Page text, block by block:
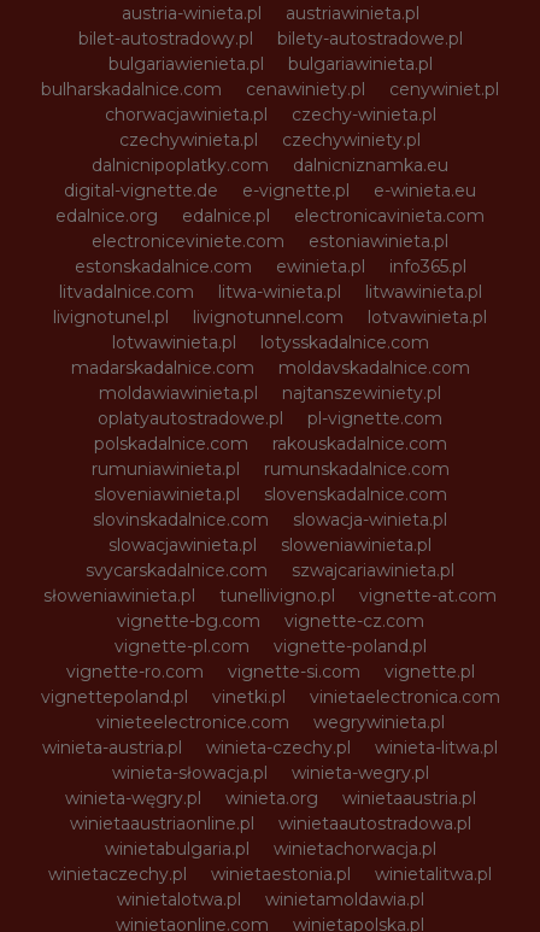
austria-winieta.pl
austriawinieta.pl
bilet-autostradowy.pl
bilety-autostradowe.pl
bulgariawienieta.pl
bulgariawinieta.pl
bulharskadalnice.com
cenawiniety.pl
cenywiniet.pl
chorwacjawinieta.pl
czechy-winieta.pl
czechywinieta.pl
czechywiniety.pl
dalnicnipoplatky.com
dalnicniznamka.eu
digital-vignette.de
e-vignette.pl
e-winieta.eu
edalnice.org
edalnice.pl
electronicavinieta.com
electroniceviniete.com
estoniawinieta.pl
estonskadalnice.com
ewinieta.pl
info365.pl
litvadalnice.com
litwa-winieta.pl
litwawinieta.pl
livignotunel.pl
livignotunnel.com
lotvawinieta.pl
lotwawinieta.pl
lotysskadalnice.com
madarskadalnice.com
moldavskadalnice.com
moldawiawinieta.pl
najtanszewiniety.pl
oplatyautostradowe.pl
pl-vignette.com
polskadalnice.com
rakouskadalnice.com
rumuniawinieta.pl
rumunskadalnice.com
sloveniawinieta.pl
slovenskadalnice.com
slovinskadalnice.com
slowacja-winieta.pl
slowacjawinieta.pl
sloweniawinieta.pl
svycarskadalnice.com
szwajcariawinieta.pl
słoweniawinieta.pl
tunellivigno.pl
vignette-at.com
vignette-bg.com
vignette-cz.com
vignette-pl.com
vignette-poland.pl
vignette-ro.com
vignette-si.com
vignette.pl
vignettepoland.pl
vinetki.pl
vinietaelectronica.com
vinieteelectronice.com
wegrywinieta.pl
winieta-austria.pl
winieta-czechy.pl
winieta-litwa.pl
winieta-słowacja.pl
winieta-wegry.pl
winieta-węgry.pl
winieta.org
winietaaustria.pl
winietaaustriaonline.pl
winietaautostradowa.pl
winietabulgaria.pl
winietachorwacja.pl
winietaczechy.pl
winietaestonia.pl
winietalitwa.pl
winietalotwa.pl
winietamoldawia.pl
winietaonline.com
winietapolska.pl